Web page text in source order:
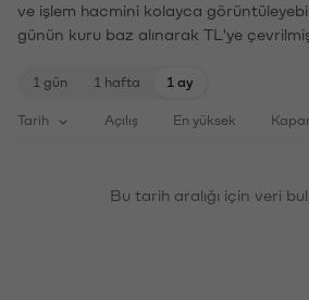
ve işlem hacmini kolayca
günün kuru baz alınarak TL'ye
1 gün 1 hafta 1 ay
Tarih Açılış En yüksek
Bu tarih aralığı için veri